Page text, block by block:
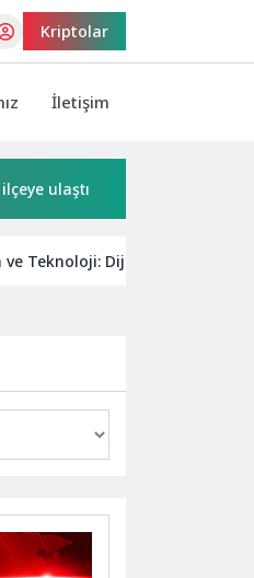
Kriptolar
İletişim
Buca’da kadınlar
ve Teknoloji: Dijital Dünyada